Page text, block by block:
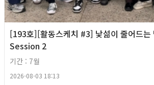
[193호][활동스케치 #3] 낯섦이 줄어드
Session 2
기간 : 7월
2026-08-03 18:13